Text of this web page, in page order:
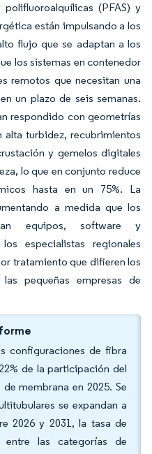
(PFAS) y
están impulsando a los
flujo que se adaptan a los
los sistemas en contenedor
remotos que necesitan una
un plazo de seis semanas.
respondido con geometrías
alta turbidez, recubrimientos
y gemelos digitales
lo que en conjunto reduce
hasta en un 75%. La
a medida que los
equipos, software y
especialistas regionales
tratamiento que difieren los
pequeñas empresas de
configuraciones de fibra
de la participación del
membrana en 2025. Se
se expandan a
2026 y 2031, la tasa de
las categorías de